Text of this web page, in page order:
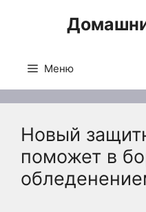
Меню
Новый
поможет в